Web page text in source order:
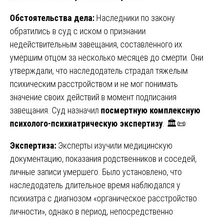
Обстоятельства дела: Наследники по закону
обратились в суд с иском о признании
недействительным завещания, составленного их
умершим отцом за несколько месяцев до смерти. Они
утверждали, что наследодатель страдал тяжелым
психическим расстройством и не мог понимать
значение своих действий в момент подписания
завещания. Суд назначил посмертную комплексную
психолого-психиатрическую экспертизу. 🏛️📜
Экспертиза: Эксперты изучили медицинскую
документацию, показания родственников и соседей,
личные записи умершего. Было установлено, что
наследодатель длительное время наблюдался у
психиатра с диагнозом «органическое расстройство
личности», однако в период, непосредственно